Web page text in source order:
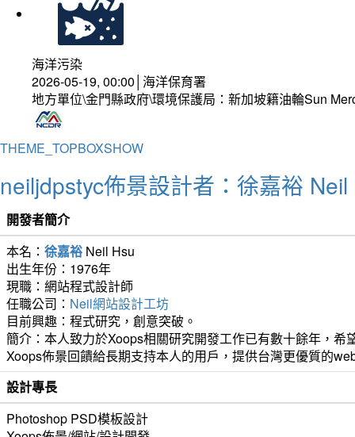
海洋污染
2026-05-19, 00:00│海洋保育署
地方單位\金門縣政府\環境保護局：新加坡籍油輪Sun
THEME_TOPBOXSHOW
neiljdpstyc佈景設計者：徐嘉裕
開發者簡介
本名： 徐嘉裕 Neil Hsu
出生年份：1976年
現職：網站程式設計師
任職公司： Neil網站設計工坊
目前興趣：程式研究，創意突破。
簡介：本人致力於Xoops相關研究開發工作已有數十餘年，
Xoops佈景回饋給長期支持本人的用戶，提供台灣更優質的
設計專長
Photoshop PSD模板設計